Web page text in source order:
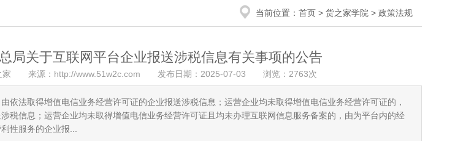
当前位置： 首页 > 货之家学院 > 政策法规
局关于互联网平台企业报送涉税信息有关事项的公告
家 来源：http://www.51w2c.com 发布日期：2025-07-03 浏览：2763次
依法取得增值电信业务经营许可证的企业报送涉税信息；运营企业均未取得增值电信业务经营许可证的，
税信息；运营企业均未取得增值电信业务经营许可证且均未办理互联网信息服务备案的，由为平台内的经
性服务的企业报...